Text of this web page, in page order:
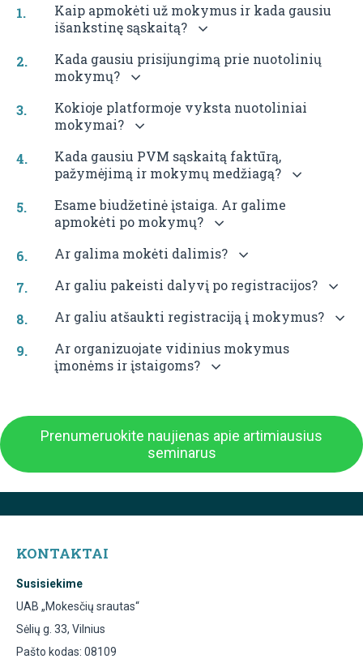
Kaip apmokėti už mokymus ir kada gausiu
išankstinę sąskaitą?
Kada gausiu prisijungimą prie nuotolinių
mokymų?
Kokioje platformoje vyksta nuotoliniai
mokymai?
Kada gausiu PVM sąskaitą faktūrą,
pažymėjimą ir mokymų medžiagą?
Esame biudžetinė įstaiga. Ar galime
apmokėti po mokymų?
Ar galima mokėti dalimis?
Ar galiu pakeisti dalyvį po registracijos?
Ar galiu atšaukti registraciją į mokymus?
Ar organizuojate vidinius mokymus
įmonėms ir įstaigoms?
Prenumeruokite naujienas apie artimiausius
seminarus
KONTAKTAI
Susisiekime
UAB „Mokesčių srautas“
Sėlių g. 33, Vilnius
Pašto kodas: 08109